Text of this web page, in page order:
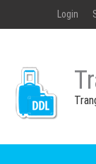
Login